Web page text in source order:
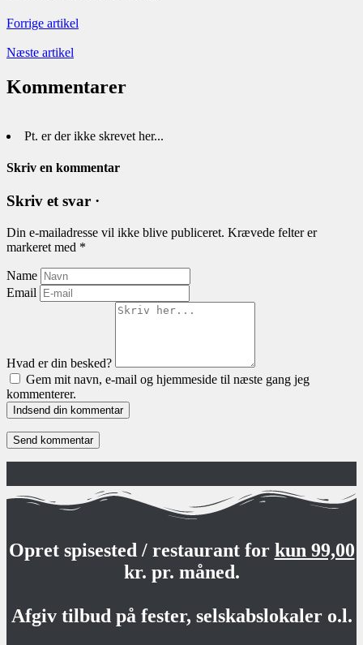
Forrige artikel
Næste artikel
Kommentarer
Pt. er der ikke skrevet her...
Skriv en kommentar
Skriv et svar ·
Din e-mailadresse vil ikke blive publiceret. Krævede felter er
markeret med *
Name
Email
Hvad er din besked?
Gem mit navn, e-mail og hjemmeside til næste gang jeg
kommenterer.
Indsend din kommentar
Opret spisested / restaurant for kun 99,00
kr. pr. måned.
Afgiv tilbud på fester, selskabslokaler o.l.